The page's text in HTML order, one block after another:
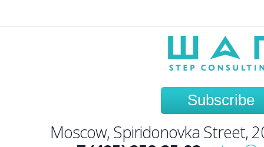
Subscribe
Moscow, Spiridonovka Street,